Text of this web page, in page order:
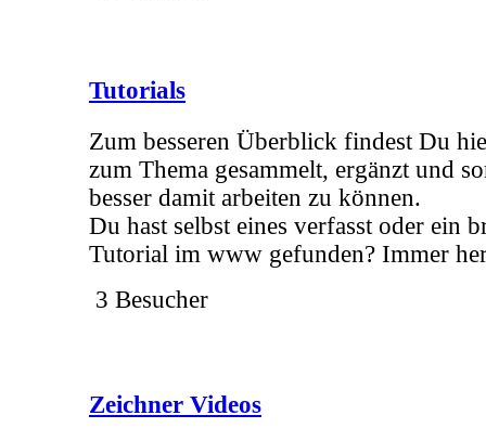
Tutorials
Zum besseren Überblick findest Du
zum Thema gesammelt, ergänzt und
besser damit arbeiten zu können.
Du hast selbst eines verfasst oder ein
Tutorial im www gefunden? Immer
3 Besucher
Zeichner Videos